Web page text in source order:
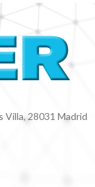
Villa, 28031 Madrid